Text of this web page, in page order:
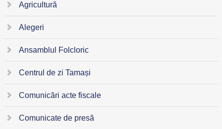
Agricultură
Alegeri
Ansamblul Folcloric
Centrul de zi Tamași
Comunicări acte fiscale
Comunicate de presă